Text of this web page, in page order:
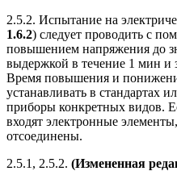
2.5.2. Испытание на
1.6.2) следует проводить с
повышением напряжения до
выдержкой в течение 1 мин и
Время повышения и
устанавливать в стандартах
приборы конкретных видов.
входят электронные
отсоединены.
2.5.1, 2.5.2. (Измененная